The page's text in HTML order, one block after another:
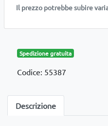
Il prezzo potrebbe subire
Spedizione gratuita
Codice: 55387
Descrizione